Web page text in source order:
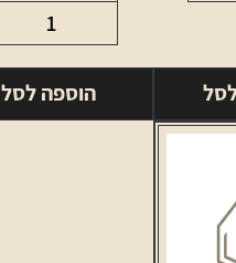
של
סליל
סמוק
הוספה לסל